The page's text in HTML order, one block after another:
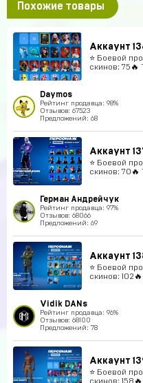
Похожие товары
Аккаунт
⭐️ Боевой
скинов:
Daymos
Рейтинг продавца: 98%
Отзывов: 67523
Предложений: 68
Аккаунт
⭐️ Боевой
скинов: 70🔥
Герман Андрейчук
Рейтинг продавца: 97%
Отзывов: 68066
Предложений: 69
Аккаунт
⭐️ Боевой
скинов:
Vidik DANs
Рейтинг продавца: 96%
Отзывов: 68100
Предложений: 78
Аккаунт
⭐️ Боевой
скинов: